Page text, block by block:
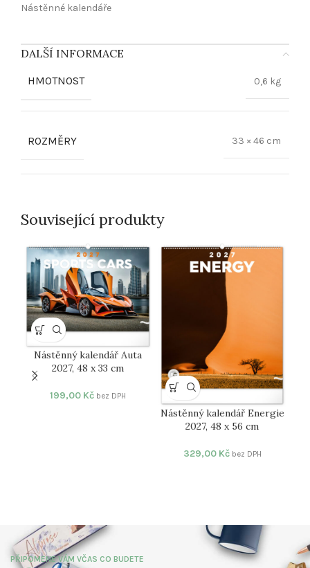
Nástěnné kalendáře
DALŠÍ INFORMACE
HMOTNOST 0,6 kg
ROZMĚRY 33 × 46 cm
Související produkty
Nástěnný kalendář Auta
2027, 48 x 33 cm
199,00 Kč bez DPH
Nástěnný kalendář Energie
2027, 48 x 56 cm
329,00 Kč bez DPH
PŘIPOMENE VÁM VČAS CO BUDETE